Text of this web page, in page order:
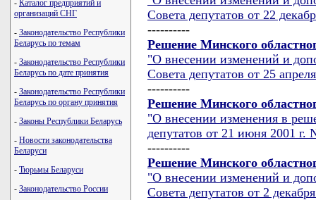
- Каталог предприятий и
организаций СНГ
- Законодательство Республики
Беларусь по темам
- Законодательство Республики
Беларусь по дате принятия
- Законодательство Республики
Беларусь по органу принятия
- Законы Республики Беларусь
- Новости законодательства
Беларуси
- Тюрьмы Беларуси
- Законодательство России
Совета депутатов от 22
----------
Решение Минского
"О внесении изменений и
Совета депутатов от 25
----------
Решение Минского
"О внесении изменения в
депутатов от 21 июня 2001 г.
----------
Решение Минского
"О внесении изменений и
Совета депутатов от 2